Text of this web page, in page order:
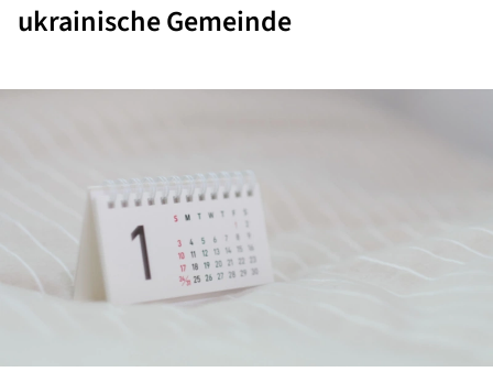
ukrainische Gemeinde